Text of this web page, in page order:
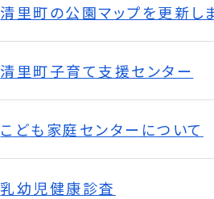
清里町の公園マップを更新し
清里町子育て支援センター
こども家庭センターについて
乳幼児健康診査